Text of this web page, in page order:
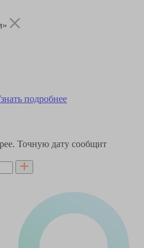
подробнее
Точную дату сообщит